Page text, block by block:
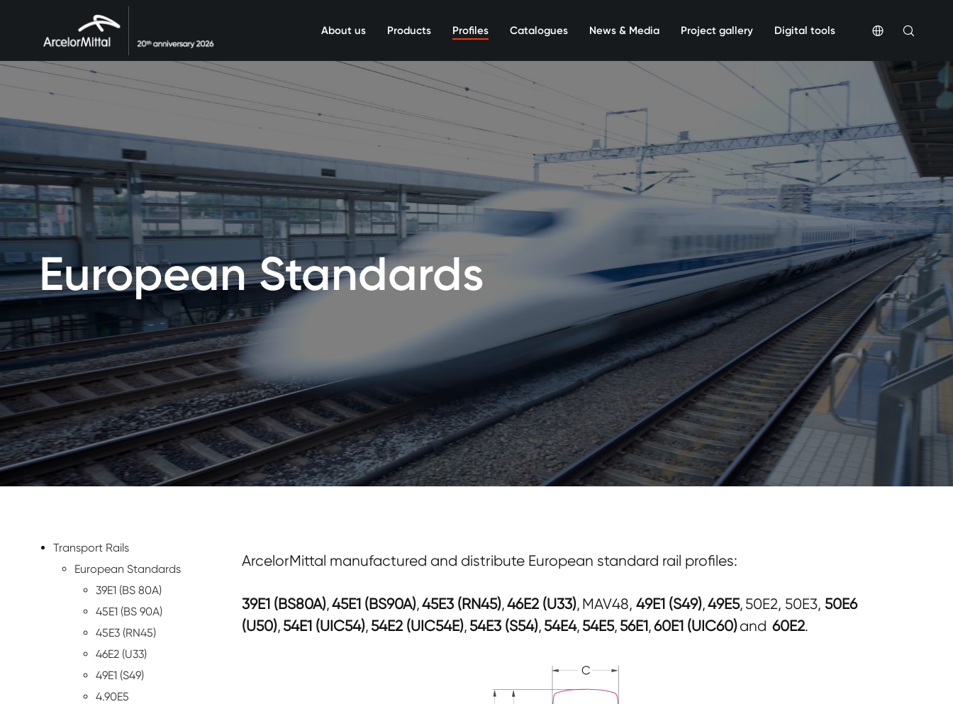
About us Products Profiles Catalogues News & Media Project gallery Digital tools
European Standards
ArcelorMittal manufactured and distribute European standard rail profiles:
39E1 (BS80A),45E1 (BS90A),45E3 (RN45),46E2 (U33), MAV48, 49E1 (S49),49E5, 50E2, 50E3, 50E6
(U50), 54E1 (UIC54), 54E2 (UIC54E), 54E3 (S54), 54E4, 54E5, 56E1,60E1 (UIC60)and 60E2.
Transport Rails
European Standards
39E1 (BS 80A)
45E1 (BS 90A)
45E3 (RN45)
46E2 (U33)
49E1 (S49)
4.90E5